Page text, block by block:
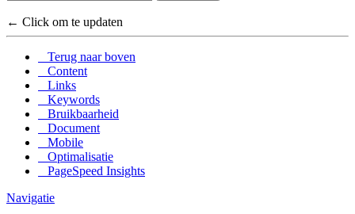
← Click om te updaten
Terug naar boven
Content
Links
Keywords
Bruikbaarheid
Document
Mobile
Optimalisatie
PageSpeed Insights
Navigatie